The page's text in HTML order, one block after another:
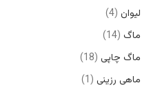
لیوان 4
ماگ 14
ماگ چاپی 18
ماهی رزینی 1